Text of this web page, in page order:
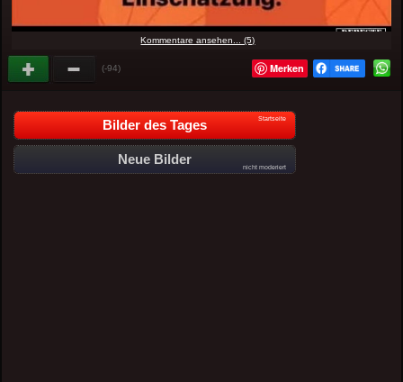
Kommentare ansehen... (5)
(-94) Merken
Bilder des Tages Startseite
Neue Bilder
nicht moderiert